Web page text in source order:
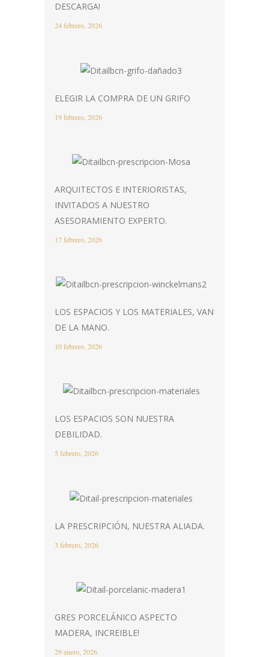
DESCARGA!
24 febrero, 2026
ELEGIR LA COMPRA DE UN GRIFO
19 febrero, 2026
ARQUITECTOS E INTERIORISTAS,
INVITADOS A NUESTRO
ASESORAMIENTO EXPERTO.
17 febrero, 2026
LOS ESPACIOS Y LOS MATERIALES, VAN
DE LA MANO.
10 febrero, 2026
LOS ESPACIOS SON NUESTRA
DEBILIDAD.
5 febrero, 2026
LA PRESCRIPCIÓN, NUESTRA ALIADA.
3 febrero, 2026
GRES PORCELÁNICO ASPECTO
MADERA, INCREIBLE!
29 enero, 2026